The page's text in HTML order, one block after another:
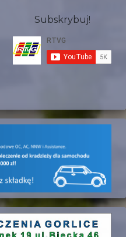
Subskrybuj!